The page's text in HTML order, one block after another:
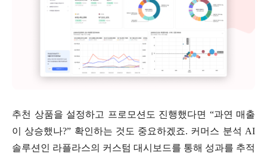
추천 상품을 설정하고 프로모션도 진행했다면 “과연 매출
이 상승했나?” 확인하는 것도 중요하겠죠. 커머스 분석 AI
솔루션인 라플라스의 커스텀 대시보드를 통해 성과를 추적